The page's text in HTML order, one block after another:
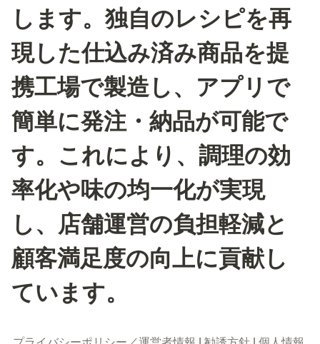
します。独自のレシピを再
現した仕込み済み商品を提
携工場で製造し、アプリで
簡単に発注・納品が可能で
す。これにより、調理の効
率化や味の均一化が実現
し、店舗運営の負担軽減と
顧客満足度の向上に貢献し
ています。